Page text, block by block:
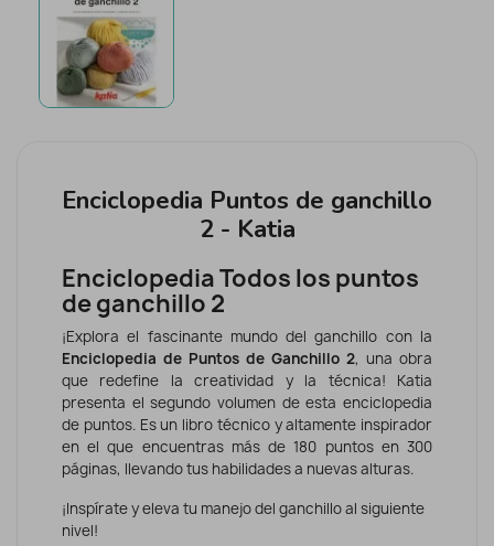
Enciclopedia Puntos de ganchillo
2 - Katia
Enciclopedia Todos los puntos
de ganchillo 2
¡Explora el fascinante mundo del ganchillo con la
Enciclopedia de Puntos de Ganchillo 2, una obra
que redefine la creatividad y la técnica! Katia
presenta el segundo volumen de esta enciclopedia
de puntos. Es un libro técnico y altamente inspirador
en el que encuentras más de 180 puntos en 300
páginas, llevando tus habilidades a nuevas alturas.
¡Inspírate y eleva tu manejo del ganchillo al siguiente
nivel!